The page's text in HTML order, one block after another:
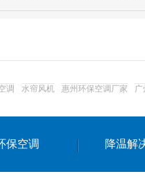
达州工业省电安装
调 水帘风机 惠州环保空调厂家 广
保空调 降温解